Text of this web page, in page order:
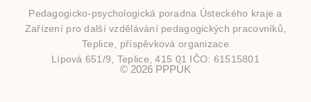
Pedagogicko-psychologická poradna Ústeckého kraje a
Zařízení pro další vzdělávání pedagogických pracovníků,
Teplice, příspěvková organizace
Lípová 651/9, Teplice, 415 01 IČO: 61515801
© 2026 PPPÚK